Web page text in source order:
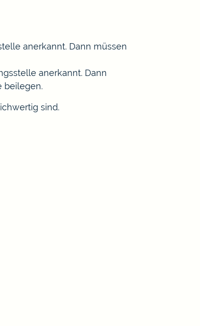
anerkannt. Dann müssen
anerkannt. Dann
beilegen.
sind.